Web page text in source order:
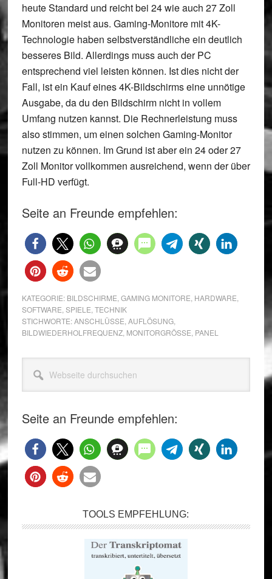
heute Standard und reicht bei 24 wie auch 27 Zoll
Monitoren meist aus. Gaming-Monitore mit 4K-
Technologie haben selbstverständliche ein deutlich
besseres Bild. Allerdings muss auch der PC
entsprechend viel leisten können. Ist dies nicht der
Fall, ist ein Kauf eines 4K-Bildschirms eine unnötige
Ausgabe, da du den Bildschirm nicht in vollem
Umfang nutzen kannst. Die Rechnerleistung muss
also stimmen, um einen solchen Gaming-Monitor
nutzen zu können. Im Grund ist aber ein 24 oder 27
Zoll Monitor vollkommen ausreichend, wenn der über
Full-HD verfügt.
Seite an Freunde empfehlen:
KATEGORIE: BILDSCHIRME GAMING MONITORE HARDWARE
SOFTWARE SPIELE TECHNIK
STICHWORTE:ANSCHLÜSSE AUFLÖSUNG,
BILDWIEDERHOLFREQUENZ, MONITORGRÖSSE PANEL
Seitenspalte
durchsuchen
Seite an Freunde empfehlen:
TOOLS EMPFEHLUNG: